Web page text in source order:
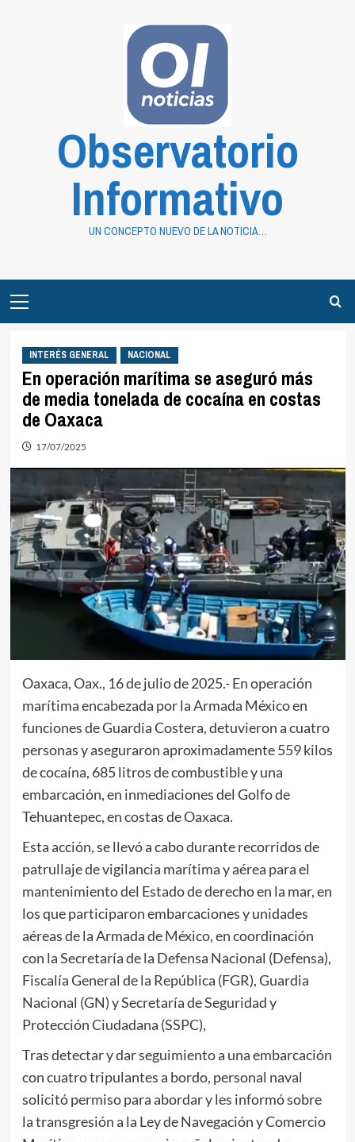
Observatorio
Informativo
UN CONCEPTO NUEVO DE LA NOTICIA…
Menu
INTERÉS GENERAL NACIONAL
En operación marítima se aseguró más
de media tonelada de cocaína en costas
de Oaxaca
17/07/2025
Oaxaca, Oax., 16 de julio de 2025.- En operación
marítima encabezada por la Armada México en
funciones de Guardia Costera, detuvieron a cuatro
personas y aseguraron aproximadamente 559 kilos
de cocaína, 685 litros de combustible y una
embarcación, en inmediaciones del Golfo de
Tehuantepec, en costas de Oaxaca.
Esta acción, se llevó a cabo durante recorridos de
patrullaje de vigilancia marítima y aérea para el
mantenimiento del Estado de derecho en la mar, en
los que participaron embarcaciones y unidades
aéreas de la Armada de México, en coordinación
con la Secretaría de la Defensa Nacional (Defensa),
Fiscalía General de la República (FGR), Guardia
Nacional (GN) y Secretaría de Seguridad y
Protección Ciudadana (SSPC),
Tras detectar y dar seguimiento a una embarcación
con cuatro tripulantes a bordo, personal naval
solicitó permiso para abordar y les informó sobre
la transgresión a la Ley de Navegación y Comercio